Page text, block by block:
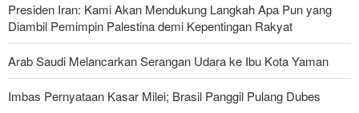
Presiden Iran: Kami Akan Mendukung Langkah Apa Pun yang
Diambil Pemimpin Palestina demi Kepentingan Rakyat
Arab Saudi Melancarkan Serangan Udara ke Ibu Kota Yaman
Imbas Pernyataan Kasar Milei; Brasil Panggil Pulang Dubes